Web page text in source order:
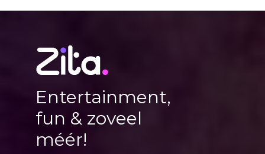
Entertainment,
fun & zoveel
méér!